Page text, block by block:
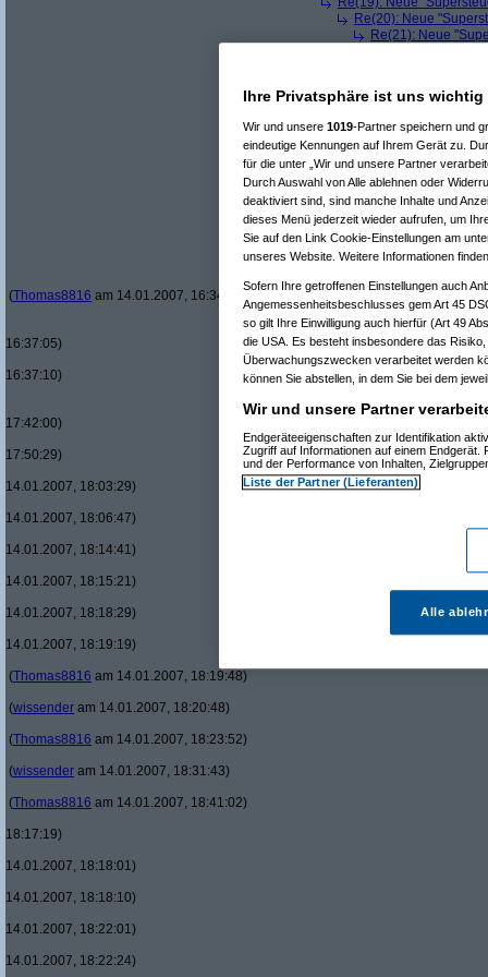
Re(20): Neue
Re(21): Neue
Re(24):
(Thomas8816 am 14.01.2007, 16:34:31)
16:37:05)
16:37:10)
17:42:00)
17:50:29)
14.01.2007, 18:03:29)
14.01.2007, 18:06:47)
14.01.2007, 18:14:41)
14.01.2007, 18:15:21)
14.01.2007, 18:18:29)
14.01.2007, 18:19:19)
(Thomas8816 am 14.01.2007, 18:19:48)
(wissender am 14.01.2007, 18:20:48)
(Thomas8816 am 14.01.2007, 18:23:52)
(wissender am 14.01.2007, 18:31:43)
(Thomas8816 am 14.01.2007, 18:41:02)
18:17:19)
14.01.2007, 18:18:01)
14.01.2007, 18:18:10)
14.01.2007, 18:22:01)
14.01.2007, 18:22:24)
Ihre Privatsphäre ist uns wichtig
Wir und unsere 1019-Partner speichern und
eindeutige Kennungen auf Ihrem Gerät zu.
für die unter „Wir und unsere Partner
Durch Auswahl von Alle ablehnen oder
deaktiviert sind, sind manche Inhalte und
dieses Menü jederzeit wieder aufrufen, um
Sie auf den Link Cookie-Einstellungen am
unseres Website. Weitere Informationen
Sofern Ihre getroffenen Einstellungen auch
Angemessenheitsbeschlusses gem Art 45
so gilt Ihre Einwilligung auch hierfür (Art 49
die USA. Es besteht insbesondere das
Überwachungszwecken verarbeitet werden
können Sie abstellen, in dem Sie bei dem
Wir und unsere Partner
Endgeräteeigenschaften zur Identifikation
Zugriff auf Informationen auf einem
und der Performance von Inhalten,
Liste der Partner (Lieferanten)
Alle